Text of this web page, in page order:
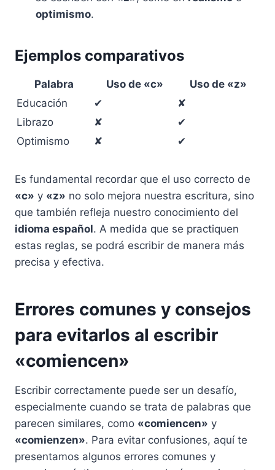
optimismo.
Ejemplos comparativos
Palabra Uso de «c»
Uso de «z»
Educación
✔
✘
Librazo
✘
✔
Optimismo
✘ ✔
Es fundamental recordar que el uso correcto de
«c» y «z» no solo mejora nuestra escritura, sino
que también refleja nuestro conocimiento del
idioma español. A medida que se practiquen
estas reglas, se podrá escribir de manera más
precisa y efectiva.
Errores comunes y consejos
para evitarlos al escribir
«comiencen»
Escribir correctamente puede ser un desafío,
especialmente cuando se trata de palabras que
parecen similares, como «comiencen» y
«comienzen». Para evitar confusiones, aquí te
presentamos algunos errores comunes y